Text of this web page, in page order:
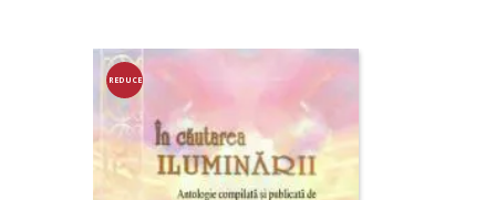
REDUCE